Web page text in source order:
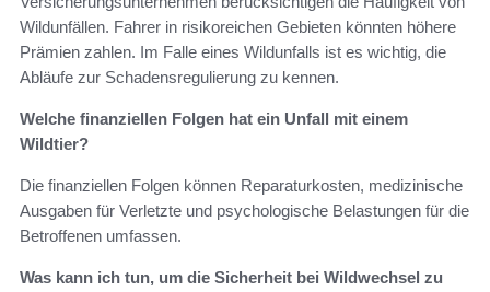
Wildunfällen. Fahrer in risikoreichen Gebieten könnten höhere
Prämien zahlen. Im Falle eines Wildunfalls ist es wichtig, die
Abläufe zur Schadensregulierung zu kennen.
Welche finanziellen Folgen hat ein Unfall mit einem
Wildtier?
Die finanziellen Folgen können Reparaturkosten, medizinische
Ausgaben für Verletzte und psychologische Belastungen für die
Betroffenen umfassen.
Was kann ich tun, um die Sicherheit bei Wildwechsel zu